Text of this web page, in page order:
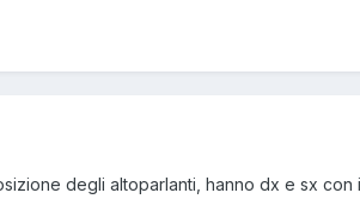
degli altoparlanti, hanno dx e sx